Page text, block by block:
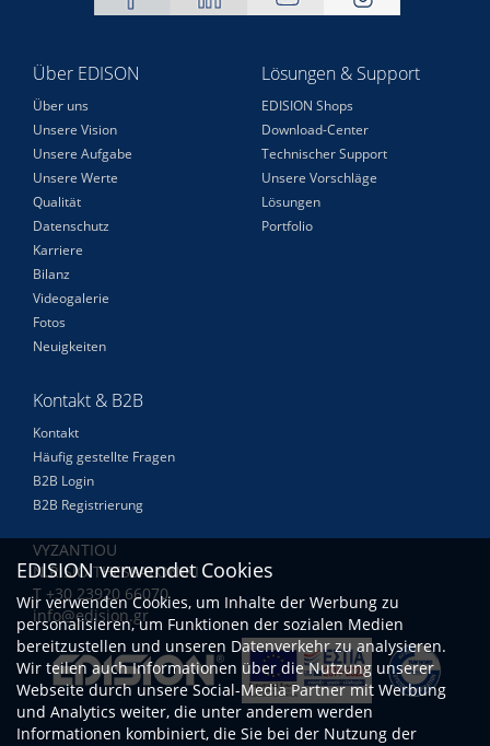
Über EDISON
Über uns
Unsere Vision
Unsere Aufgabe
Unsere Werte
Qualität
Datenschutz
Karriere
Bilanz
Videogalerie
Fotos
Neuigkeiten
Lösungen & Support
EDISION Shops
Download-Center
Technischer Support
Unsere Vorschläge
Lösungen
Portfolio
Kontakt & B2B
Kontakt
Häufig gestellte Fragen
B2B Login
B2B Registrierung
VYZANTIOU
N.RISIO THESSALONIKI
Τ +30 23920 66070
info@edision.gr
EDISION verwendet Cookies
Wir verwenden Cookies, um Inhalte der Werbung zu
personalisieren, um Funktionen der sozialen Medien
bereitzustellen und unseren Datenverkehr zu analysieren.
Wir teilen auch Informationen über die Nutzung unserer
Webseite durch unsere Social-Media Partner mit Werbung
und Analytics weiter, die unter anderem werden
Informationen kombiniert, die Sie bei der Nutzung der